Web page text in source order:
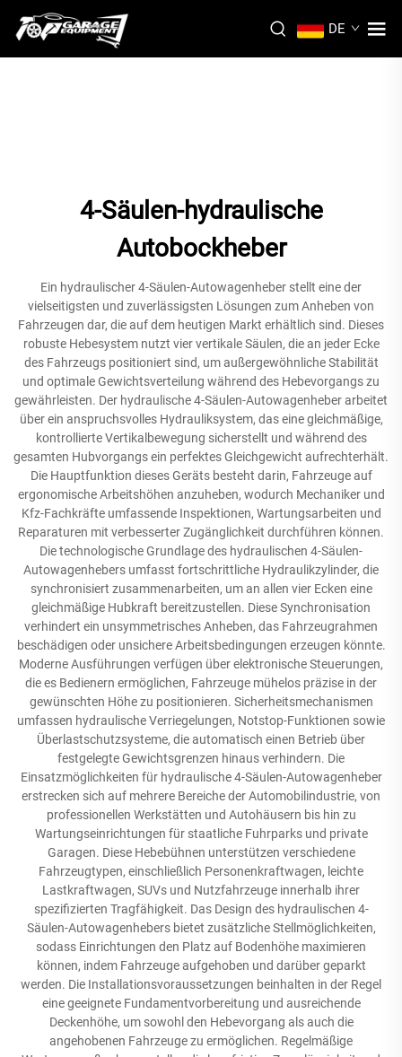
DE
4-Säulen-hydraulische
Autobockheber
Ein hydraulischer 4-Säulen-Autowagenheber stellt eine der
vielseitigsten und zuverlässigsten Lösungen zum Anheben von
Fahrzeugen dar, die auf dem heutigen Markt erhältlich sind. Dieses
robuste Hebesystem nutzt vier vertikale Säulen, die an jeder Ecke
des Fahrzeugs positioniert sind, um außergewöhnliche Stabilität
und optimale Gewichtsverteilung während des Hebevorgangs zu
gewährleisten. Der hydraulische 4-Säulen-Autowagenheber arbeitet
über ein anspruchsvolles Hydrauliksystem, das eine gleichmäßige,
kontrollierte Vertikalbewegung sicherstellt und während des
gesamten Hubvorgangs ein perfektes Gleichgewicht aufrechterhält.
Die Hauptfunktion dieses Geräts besteht darin, Fahrzeuge auf
ergonomische Arbeitshöhen anzuheben, wodurch Mechaniker und
Kfz-Fachkräfte umfassende Inspektionen, Wartungsarbeiten und
Reparaturen mit verbesserter Zugänglichkeit durchführen können.
Die technologische Grundlage des hydraulischen 4-Säulen-
Autowagenhebers umfasst fortschrittliche Hydraulikzylinder, die
synchronisiert zusammenarbeiten, um an allen vier Ecken eine
gleichmäßige Hubkraft bereitzustellen. Diese Synchronisation
verhindert ein unsymmetrisches Anheben, das Fahrzeugrahmen
beschädigen oder unsichere Arbeitsbedingungen erzeugen könnte.
Moderne Ausführungen verfügen über elektronische Steuerungen,
die es Bedienern ermöglichen, Fahrzeuge mühelos präzise in der
gewünschten Höhe zu positionieren. Sicherheitsmechanismen
umfassen hydraulische Verriegelungen, Notstop-Funktionen sowie
Überlastschutzsysteme, die automatisch einen Betrieb über
festgelegte Gewichtsgrenzen hinaus verhindern. Die
Einsatzmöglichkeiten für hydraulische 4-Säulen-Autowagenheber
erstrecken sich auf mehrere Bereiche der Automobilindustrie, von
professionellen Werkstätten und Autohäusern bis hin zu
Wartungseinrichtungen für staatliche Fuhrparks und private
Garagen. Diese Hebebühnen unterstützen verschiedene
Fahrzeugtypen, einschließlich Personenkraftwagen, leichte
Lastkraftwagen, SUVs und Nutzfahrzeuge innerhalb ihrer
spezifizierten Tragfähigkeit. Das Design des hydraulischen 4-
Säulen-Autowagenhebers bietet zusätzliche Stellmöglichkeiten,
sodass Einrichtungen den Platz auf Bodenhöhe maximieren
können, indem Fahrzeuge aufgehoben und darüber geparkt
werden. Die Installationsvoraussetzungen beinhalten in der Regel
eine geeignete Fundamentvorbereitung und ausreichende
Deckenhöhe, um sowohl den Hebevorgang als auch die
angehobenen Fahrzeuge zu ermöglichen. Regelmäßige